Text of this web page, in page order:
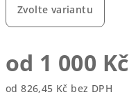
Zvolte variantu
od 1 000 Kč
od826,45 Kč bez DPH